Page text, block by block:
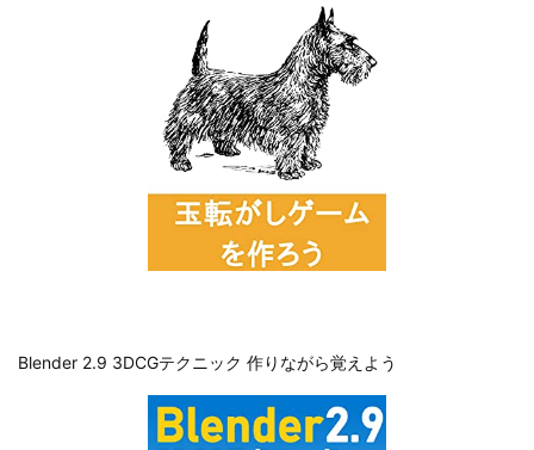
Blender 2.9 3DCGテクニック 作りながら覚えよう